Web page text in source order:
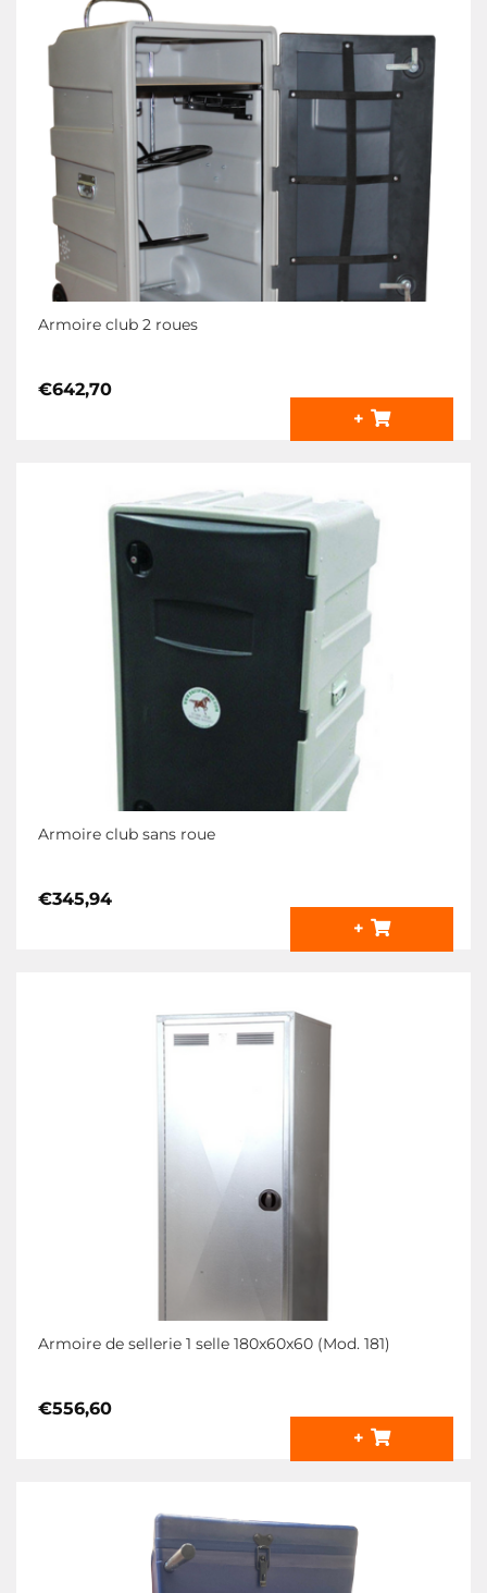
Armoire club 2 roues
€642,70
+
Armoire club sans roue
€345,94
+
Armoire de sellerie 1 selle 180x60x60 (Mod. 181)
€556,60
+